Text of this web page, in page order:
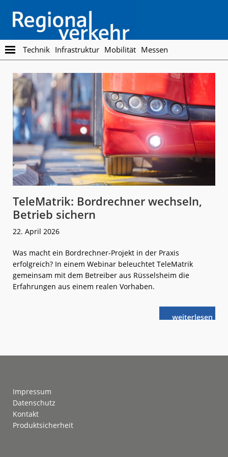
main
content
footer
Regionalverkehr
Die
Fachzeitschrift
den
Öffentlichen
Personennahverkehr
Technik Infrastruktur Mobilität Messen
TeleMatrik: Bordrechner wechseln,
Betrieb sichern
22. April 2026
Was macht ein Bordrechner-Projekt in der Praxis
erfolgreich? In einem Webinar beleuchtet TeleMatrik
gemeinsam mit dem Betreiber aus Rüsselsheim die
Erfahrungen aus einem realen Vorhaben.
weiterlese
nTeleMatrik:
Impressum
Datenschutz
Kontakt
Produktsicherheit